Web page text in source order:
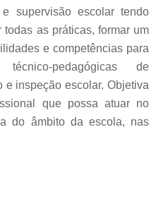
supervisão escolar tendo
as práticas, formar um
e competências para
pedagógicas de
e inspeção escolar. Objetiva
que possa atuar no
do âmbito da escola, nas